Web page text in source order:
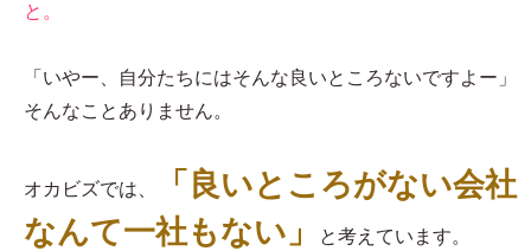
と。
「いやー、自分たちにはそんな良いところないですよー」
そんなことありません。
オカビズでは、
「良いところがない会社
なんて一社もない」
と考えています。